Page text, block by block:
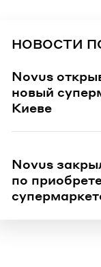
НОВОСТИ
Novus
новый
Киеве
Novus
по